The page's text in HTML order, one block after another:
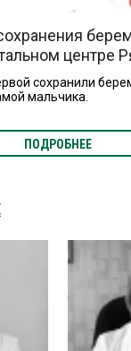
центре
сохранили
мальчика.
ПОДРОБНЕЕ